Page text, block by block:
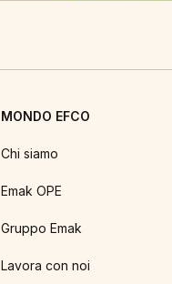
MONDO EFCO
Chi siamo
Emak OPE
Gruppo Emak
Lavora con noi